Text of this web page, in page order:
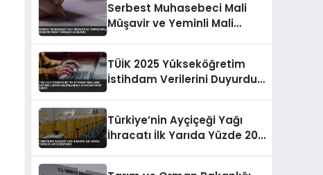
Serbest Muhasebeci Mali
Müşavir ve Yeminli Mali
TÜİK 2025 Yükseköğretim
İstihdam Verilerini Duyurdu
Türkiye’nin Ayçiçeği Yağı
İhracatı İlk Yarıda Yüzde 20